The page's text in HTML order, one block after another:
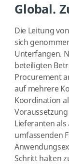
Global.
Die Leitung
sich
Unterfangen.
beteiligten
Procurement
auf mehrere
Koordination
Lieferanten
umfassenden
Schritt halten